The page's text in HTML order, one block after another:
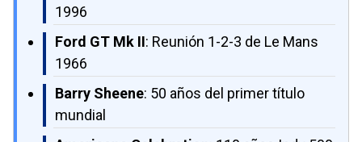
1996
Ford GT Mk II: Reunión 1-2-3 de Le Mans
1966
Barry Sheene: 50 años del primer título
mundial